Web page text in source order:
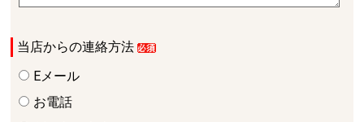
当店からの連絡方法
Eメール
お電話